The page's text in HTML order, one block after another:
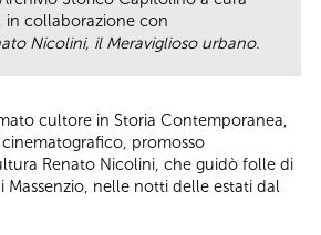
in collaborazione con
Nicolini, il Meraviglioso urbano.
cultore in Storia Contemporanea,
promosso
Renato Nicolini, che guidò folle di
Massenzio, nelle notti delle estati dal